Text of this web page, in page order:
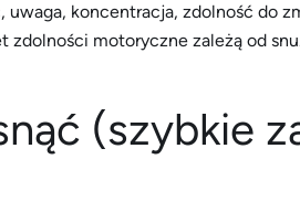
uwaga, koncentracja, zdolność do
motoryczne zależą od
(szybkie